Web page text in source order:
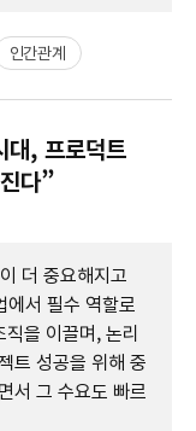
인간관계
, 프로덕트
다”
더 중요해지고
서 필수 역할로
을 이끌며, 논리
트 성공을 위해 중
서 그 수요도 빠르